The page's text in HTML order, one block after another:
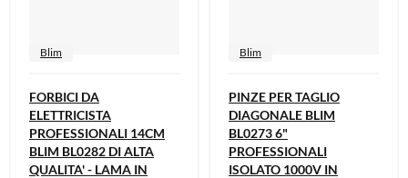
Blim
FORBICI DA
ELETTRICISTA
PROFESSIONALI 14CM
BLIM BL0282 DI ALTA
QUALITA' - LAMA IN
Blim
PINZE PER TAGLIO
DIAGONALE BLIM
BL0273 6"
PROFESSIONALI
ISOLATO 1000V IN